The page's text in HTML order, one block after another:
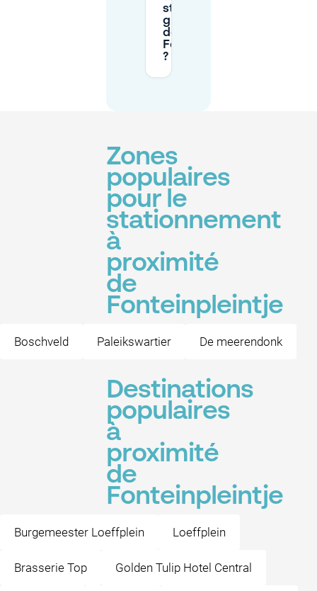
stationnement
gratuit près
de la zone de
Fonteinpleintje
?
Zones
populaires
pour le
stationnement
à
proximité
de
Fonteinpleintje
Boschveld Paleikswartier De meerendonk
Destinations
populaires
à
proximité
de
Fonteinpleintje
Burgemeester Loeffplein Loeffplein
Brasserie Top Golden Tulip Hotel Central